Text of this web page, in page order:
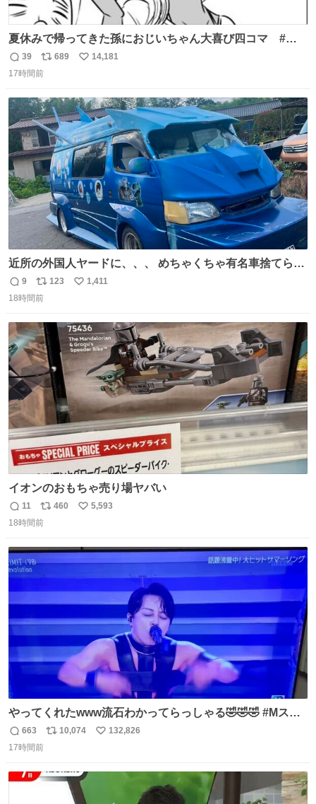
夏休みで帰ってきた孫におじいちゃん大喜び四コマ #四
コマ漫画 #Web漫画 #漫画が読めるハッシュタグ
返
信
39
リ
ポ
ト
数
689
い
数
14,181
17時間前
近所の外国人ヤードに、、、 めちゃくちゃ有名車捨てられ
てました😭 外装ぼろぼろだし、、 中も何にも残ってない
し、、 可哀想に😢😢 今まで数十年お疲れ様でした、、 #バ
返
信
9
リ
ポ
ト
数
123
い
数
1,411
18時間前
イオンのおもちゃ売り場ヤバい
返
信
11
リ
ポ
ト
460
い
数
5,593
18時間前
やってくれたwww流石わかってらっしゃる🤣🤣🤣 #Mステ
#西川貴教
返
信
663
リ
ト
10,074
い
132,826
17時間前